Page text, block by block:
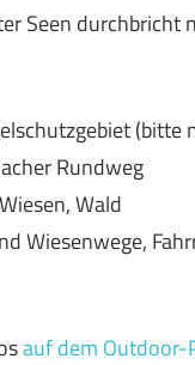
Seen
(bitte
Rundweg
Wald
Wiesenwege,
auf dem